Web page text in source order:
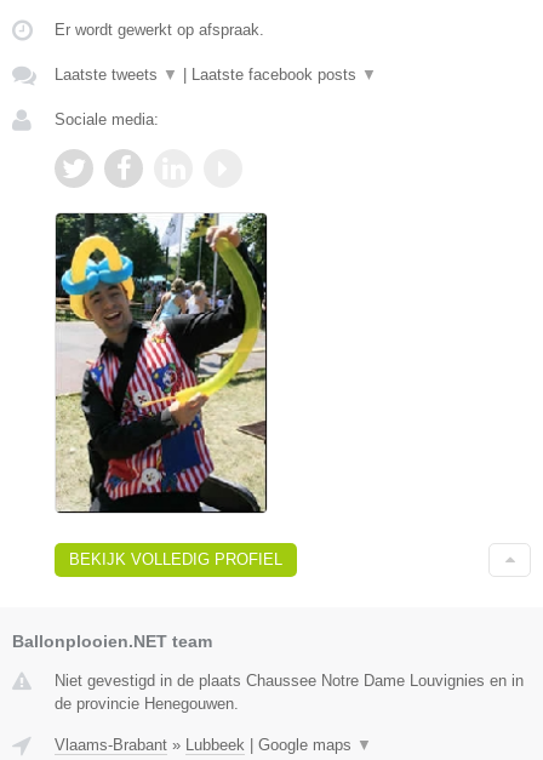
Er wordt gewerkt op afspraak.
Laatste tweets ▼ Laatste facebook posts ▼
Sociale media:
BEKIJK VOLLEDIG PROFIEL
Ballonplooien.NET team
Niet gevestigd in de plaats Chaussee Notre Dame Louvignies en in
de provincie Henegouwen.
Vlaams-Brabant » Lubbeek Google maps ▼